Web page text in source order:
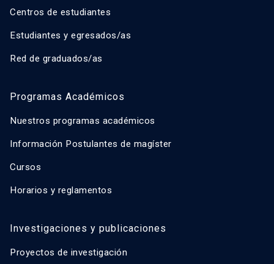
Centros de estudiantes
Estudiantes y egresados/as
Red de graduados/as
Programas Académicos
Nuestros programas académicos
Información Postulantes de magíster
Cursos
Horarios y reglamentos
Investigaciones y publicaciones
Proyectos de investigación